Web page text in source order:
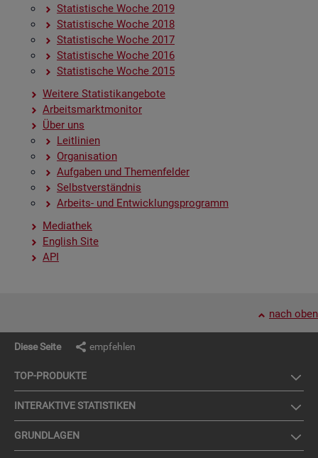
Sta­tis­ti­sche Woche 2019
Sta­tis­ti­sche Woche 2018
Sta­tis­ti­sche Woche 2017
Sta­tis­ti­sche Woche 2016
Sta­tis­ti­sche Woche 2015
Wei­te­re Sta­tis­tik­an­ge­bo­te
Ar­beits­markt­mo­ni­tor
Über uns
Leit­li­ni­en
Or­ga­ni­sa­ti­on
Auf­ga­ben und The­men­fel­der
Selbst­ver­ständ­nis
Ar­beits- und Ent­wick­lungs­pro­gramm
Me­dia­thek
English Site
API
nach oben
Diese Seite empfehlen
TOP-PRO­DUK­TE
IN­TER­AK­TI­VE STA­TIS­TI­KEN
GRUND­LA­GEN